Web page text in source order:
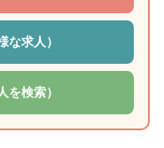
な求人）
を検索）